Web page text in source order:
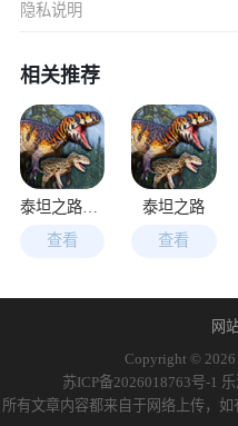
隐私说明
相关推荐
泰坦之路官方版
查看
泰坦之路
查看
网
Copyright © 2026
苏ICP备2026018763号-1
所有文章内容都来自于网络上传，